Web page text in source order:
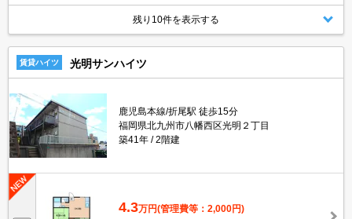
残り10件を表示する
賃貸ハイツ 光明サンハイツ
鹿児島本線/折尾駅 徒歩15分
福岡県北九州市八幡西区光明２丁目
築41年
2階建
4.3万円(管理費等：2,000円)